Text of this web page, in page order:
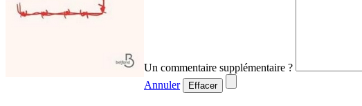
Un commentaire supplémentaire ?
Annuler
Effacer